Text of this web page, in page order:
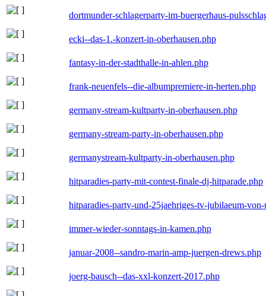
dortmunder-schlagerparty-im-buergerhaus-
ecki--das-1.-konzert-in-oberhausen.php
fantasy-in-der-stadthalle-in-ahlen.php
frank-neuenfels--die-albumpremiere-in-herten.php
germany-stream-kultparty-in-oberhausen.php
germany-stream-party-in-oberhausen.php
germanystream-kultparty-in-oberhausen.php
hitparadies-party-mit-contest-finale-dj-hitparade.php
hitparadies-party-und-25jaehriges-tv-jubilaeum-
immer-wieder-sonntags-in-kamen.php
januar-2008--sandro-marin-amp-juergen-drews.php
joerg-bausch--das-xxl-konzert-2017.php